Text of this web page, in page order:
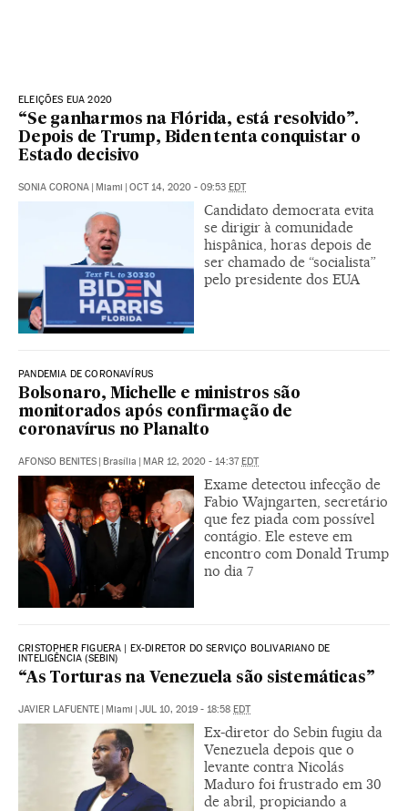
ELEIÇÕES EUA 2020
“Se ganharmos na Flórida, está resolvido”.
Depois de Trump, Biden tenta conquistar o
Estado decisivo
SONIA CORONA | Miami | OCT 14, 2020 - 09:53 EDT
Candidato democrata evita
se dirigir à comunidade
hispânica, horas depois de
ser chamado de “socialista”
pelo presidente dos EUA
PANDEMIA DE CORONAVÍRUS
Bolsonaro, Michelle e ministros são
monitorados após confirmação de
coronavírus no Planalto
AFONSO BENITES | Brasília | MAR 12, 2020 - 14:37EDT
Exame detectou infecção de
Fabio Wajngarten, secretário
que fez piada com possível
contágio. Ele esteve em
encontro com Donald Trump
no dia 7
CRISTOPHER FIGUERA | EX-DIRETOR DO SERVIÇO BOLIVARIANO DE
INTELIGÊNCIA (SEBIN)
“As Torturas na Venezuela são sistemáticas”
JAVIER LAFUENTE | Miami | JUL 10, 2019 - 18:58 EDT
Ex-diretor do Sebin fugiu da
Venezuela depois que o
levante contra Nicolás
Maduro foi frustrado em 30
de abril, propiciando a